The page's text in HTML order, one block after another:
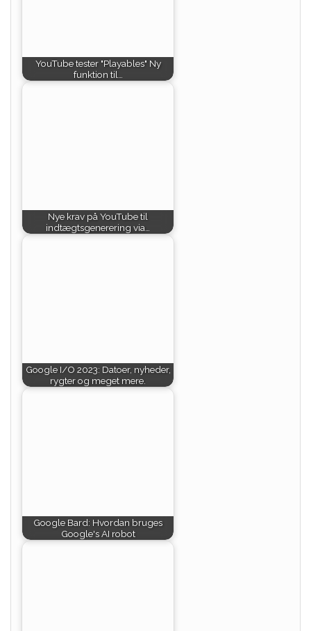
YouTube tester "Playables" Ny
funktion til…
Nye krav på YouTube til
indtægtsgenerering via…
Google I/O 2023: Datoer, nyheder,
rygter og meget mere.
Google Bard: Hvordan bruges
Google's AI robot